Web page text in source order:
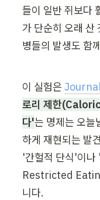
들이 일반 쥐보다
가 단순히 오래 산
병들의 발생도 함
이 실험은
로리 제한
다'는 명제는 오늘
하게 재현되는 발
'간헐적 단식'이
Restricted
니다.